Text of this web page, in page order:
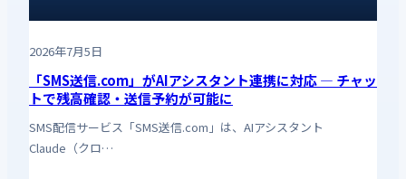
2026年7月5日
「SMS送信.com」がAIアシスタント連携に対応 ― チャッ
トで残高確認・送信予約が可能に
SMS配信サービス「SMS送信.com」は、AIアシスタント
Claude（クロ…